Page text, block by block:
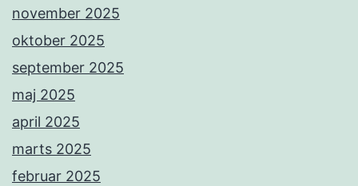
november 2025
oktober 2025
september 2025
maj 2025
april 2025
marts 2025
februar 2025